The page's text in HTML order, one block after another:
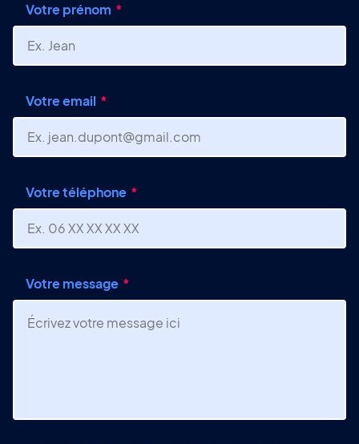
Votre prénom
Votre email
Votre téléphone
Votre message